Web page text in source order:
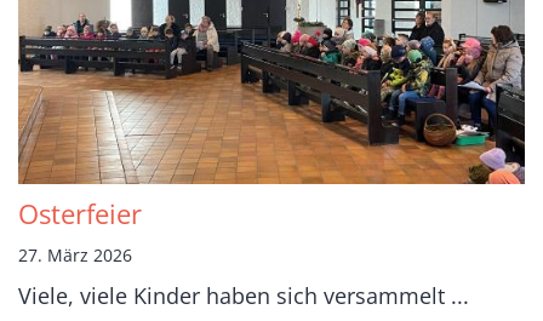
Osterfeier
27. März 2026
Viele, viele Kinder haben sich versammelt ...